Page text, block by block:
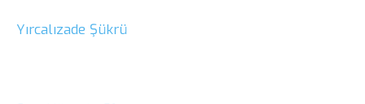
Yırcalızade Şükrü